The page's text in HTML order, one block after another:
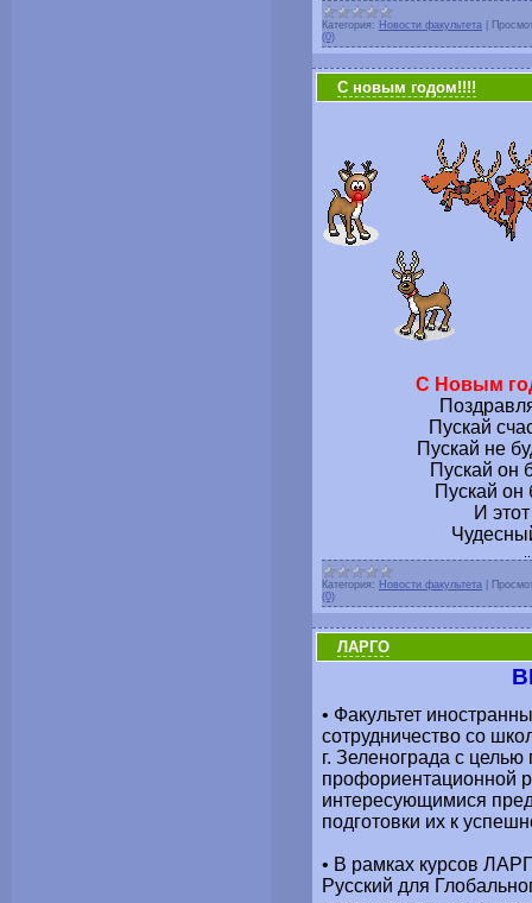
Категория: Новости факультета
(0)
С новым годом!!!!
С Новым
Пускай
Пускай не
Пускай он
Пускай он
И
Категория: Новости факультета
(0)
ЛАРГО
• Факультет
сотрудничество со
г. Зеленограда с
профориентационной
интересующимися
подготовки их к
• В рамках курсов
Русский для